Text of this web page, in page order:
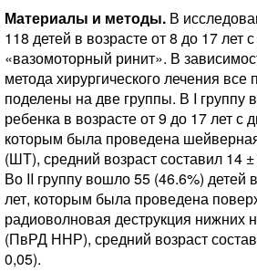
Материалы и методы. В
118 детей в возрасте от 8 до 17 лет
«вазомоторный ринит». В
метода хирургического лечения
поделены на две группы. В I группу
ребенка в возрасте от 9 до 17 лет с
которым была проведена
(ШТ), средний возраст составил 14
Во II группу вошло 55 (46.6%) детей
лет, которым была проведена
радиоволновая деструкция нижних
(ПвРД ННР), средний возраст
0,05).